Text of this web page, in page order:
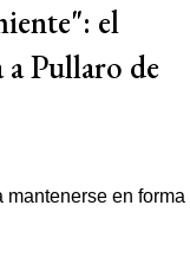
el
Pullaro de